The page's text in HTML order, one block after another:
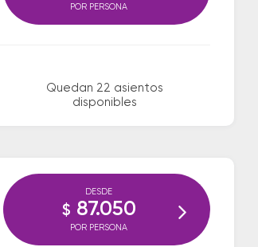
Quedan 22 asientos
disponibles
POR PERSONA
DESDE
$ 87.050
POR PERSONA